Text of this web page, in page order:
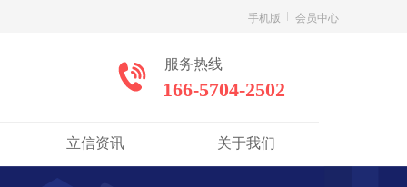
手机版 会员中心
166-5704-2502
服务热线
立信资讯 关于我们